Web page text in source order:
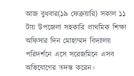
আজ বুধবার(১৯ ফেব্রুয়ারি) সকাল ১১
টায় উপজেলা সহকারি প্রাথমিক শিক্ষা
অফিসার দিন মোহাম্মদ বিদ্যালয়
পরিদর্শনে এসে সরেজমিনে এসব
অভিযোগের তদন্ত করেন।